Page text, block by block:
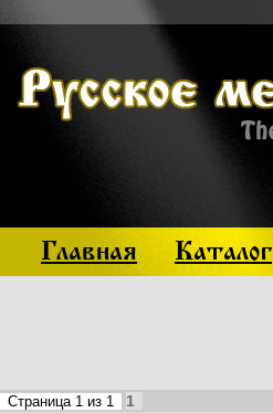
Главная Каталог
Страница 1 из 1
1